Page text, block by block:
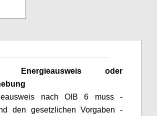
oder
nach OIB 6 muss -
den gesetzlichen Vorgaben -